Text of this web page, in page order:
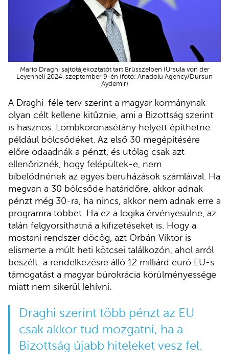
Mario Draghi sajtótájékoztatót tart Brüsszelben (Ursula von der
Leyennel) 2024. szeptember 9-én (fotó: Anadolu Agency/Dursun
Aydemir)
A Draghi-féle terv szerint a magyar kormánynak
olyan célt kellene kitűznie, ami a Bizottság szerint
is hasznos. Lombkoronasétány helyett építhetne
például bölcsődéket. Az első 30 megépítésére
előre odaadnák a pénzt, és utólag csak azt
ellenőriznék, hogy felépültek-e, nem
bíbelődnének az egyes beruházások számláival. Ha
megvan a 30 bölcsőde határidőre, akkor adnak
pénzt még 30-ra, ha nincs, akkor nem adnak erre a
programra többet. Ha ez a logika érvényesülne, az
talán felgyorsíthatná a kifizetéseket is. Hogy a
mostani rendszer döcög, azt Orbán Viktor is
elismerte a múlt heti kötcsei találkozón, ahol arról
beszélt: a rendelkezésre álló 12 milliárd euró EU-s
támogatást a magyar bürokrácia körülményessége
miatt nem sikerül lehívni.
Draghi szerint több pénzt az EU
csak akkor tud mozgatni, ha a
Bizottság újabb hiteleket vesz fel.